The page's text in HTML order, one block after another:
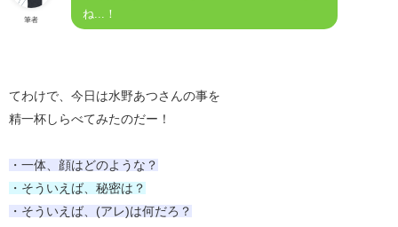
筆者
ね...！
てわけで、今日は水野あつさんの事を
精一杯しらべてみたのだー！
・一体、顔はどのような？
・そういえば、秘密は？
・そういえば、(アレ)は何だろ？